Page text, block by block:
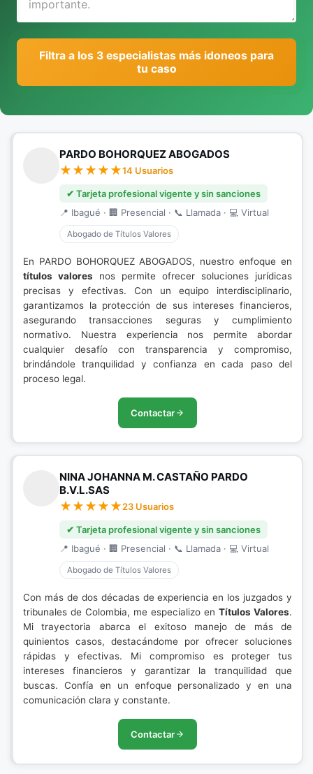
Filtra a los 3 especialistas más idoneos para
tu caso
PARDO BOHORQUEZ ABOGADOS
14 Usuarios
✔ Tarjeta profesional vigente y sin sanciones
📍 Ibagué · 🏢 Presencial · 📞 Llamada · 💻 Virtual
Abogado de Títulos Valores
En PARDO BOHORQUEZ ABOGADOS, nuestro enfoque en
títulos valores nos permite ofrecer soluciones jurídicas
precisas y efectivas. Con un equipo interdisciplinario,
garantizamos la protección de sus intereses financieros,
asegurando transacciones seguras y cumplimiento
normativo. Nuestra experiencia nos permite abordar
cualquier desafío con transparencia y compromiso,
brindándole tranquilidad y confianza en cada paso del
proceso legal.
Contactar
NINA JOHANNA M. CASTAÑO PARDO
B.V.L.SAS
23 Usuarios
✔ Tarjeta profesional vigente y sin sanciones
📍 Ibagué · 🏢 Presencial · 📞 Llamada · 💻 Virtual
Abogado de Títulos Valores
Con más de dos décadas de experiencia en los juzgados y
tribunales de Colombia, me especializo en Títulos Valores.
Mi trayectoria abarca el exitoso manejo de más de
quinientos casos, destacándome por ofrecer soluciones
rápidas y efectivas. Mi compromiso es proteger tus
intereses financieros y garantizar la tranquilidad que
buscas. Confía en un enfoque personalizado y en una
comunicación clara y constante.
Contactar